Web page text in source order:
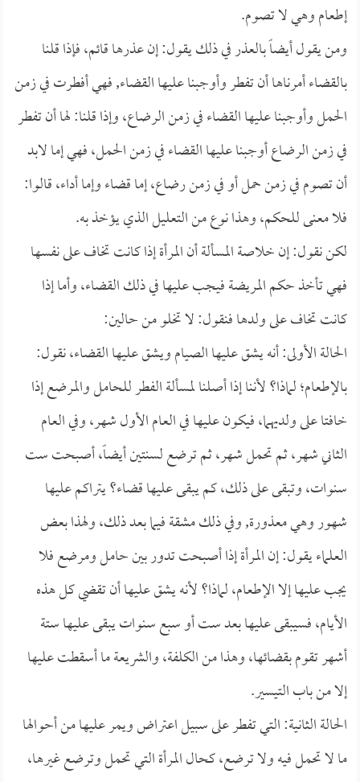
إطعام وهي لا تصوم.
ومن يقول أيضاً بالعذر في ذلك يقول: إن عذرها قائم، فإذا قلنا
بالقضاء أمرناها أن تفطر وأوجبنا عليها القضاء, فهي أفطرت في زمن
الحمل وأوجبنا عليها القضاء في زمن الرضاع، وإذا قلنا: لها أن تفطر
في زمن الرضاع أوجبنا عليها القضاء في زمن الحمل، فهي إما لابد
أن تصوم في زمن حمل أو في زمن رضاع، إما قضاء وإما أداء، قالوا:
فلا معنى للحكم، وهذا نوع من التعليل الذي يؤخذ به.
لكن نقول: إن خلاصة المسألة أن المرأة إذا كانت تخاف على نفسها
فهي تأخذ حكم المريضة فيجب عليها في ذلك القضاء، وأما إذا
كانت تخاف على ولدها فنقول: لا تخلو من حالين:
الحالة الأولى: أنه يشق عليها الصيام ويشق عليها القضاء، نقول:
بالإطعام؛ لماذا؟ لأننا إذا أصلنا لمسألة الفطر للحامل والمرضع إذا
خافتا على ولديهما، فيكون عليها في العام الأول شهر، وفي العام
الثاني شهر، ثم تحمل شهر، ثم ترضع لسنتين أيضاً، أصبحت ست
سنوات، وتبقى على ذلك، كم يبقى عليها قضاء؟ يتراكم عليها
شهور وهي معذورة, وفي ذلك مشقة فيما بعد ذلك، ولهذا بعض
العلماء يقول: إن المرأة إذا أصبحت تدور بين حامل ومرضع فلا
يجب عليها إلا الإطعام، لماذا؟ لأنه يشق عليها أن تقضي كل هذه
الأيام، فسيبقى عليها بعد ست أو سبع سنوات يبقى عليها ستة
أشهر تقوم بقضائها، وهذا من الكلفة، والشريعة ما أسقطت عليها
إلا من باب التيسير.
الحالة الثانية: التي تفطر على سبيل اعتراض ويمر عليها من أحوالها
ما لا تحمل فيه ولا ترضع، كحال المرأة التي تحمل وترضع غيرها،